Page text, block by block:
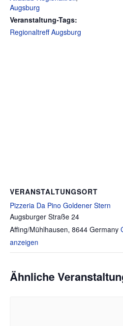
Augsburg
Veranstaltung-Tags:
Regionaltreff Augsburg
VERANSTALTUNGSORT
Pizzeria Da Pino Goldener Stern
Augsburger Straße 24
Affing/Mühlhausen, 8644 Germany
anzeigen
Ähnliche